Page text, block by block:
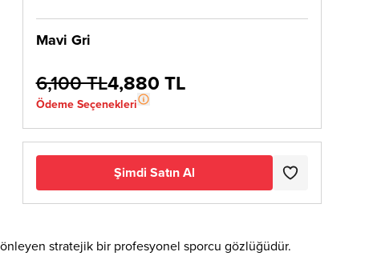
Mavi Gri
6,100 TL4,880 TL
Ödeme Seçenekleri
Şimdi Satın Al
stratejik bir profesyonel sporcu gözlüğüdür.